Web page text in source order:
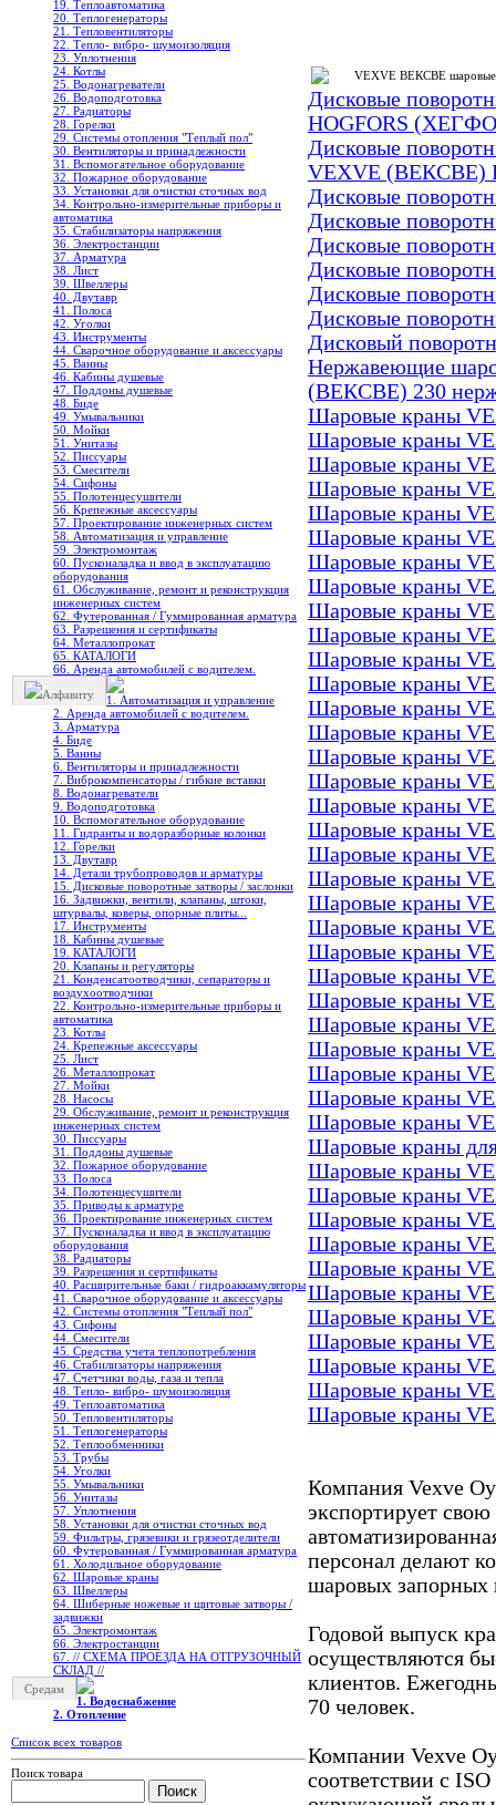
19. Теплоавтоматика
20. Теплогенераторы
21. Тепловентиляторы
22. Тепло- вибро- шумоизоляция
23. Уплотнения
24. Котлы
25. Водонагреватели
26. Водоподготовка
27. Радиаторы
28. Горелки
29. Системы отопления "Теплый пол"
30. Вентиляторы и принадлежности
31. Вспомогательное оборудование
32. Пожарное оборудование
33. Установки для очистки сточных вод
34. Контрольно-измерительные приборы и
автоматика
35. Стабилизаторы напряжения
36. Электростанции
37. Арматура
38. Лист
39. Швеллеры
40. Двутавр
41. Полоса
42. Уголки
43. Инструменты
44. Сварочное оборудование и аксессуары
45. Ванны
46. Кабины душевые
47. Поддоны душевые
48. Биде
49. Умывальники
50. Мойки
51. Унитазы
52. Писсуары
53. Смесители
54. Сифоны
55. Полотенцесушители
56. Крепежные аксессуары
57. Проектирование инженерных систем
58. Автоматизация и управление
59. Электромонтаж
60. Пусконаладка и ввод в эксплуатацию
оборудования
61. Обслуживание, ремонт и реконструкция
инженерных систем
62. Футерованная / Гуммированная арматура
63. Разрешения и сертификаты
64. Металлопрокат
65. КАТАЛОГИ
66. Аренда автомобилей с водителем.
Алфавиту
1. Автоматизация и управление
2. Аренда автомобилей с водителем.
3. Арматура
4. Биде
5. Ванны
6. Вентиляторы и принадлежности
7. Виброкомпенсаторы / гибкие вставки
8. Водонагреватели
9. Водоподготовка
10. Вспомогательное оборудование
11. Гидранты и водоразборные колонки
12. Горелки
13. Двутавр
14. Детали трубопроводов и арматуры
15. Дисковые поворотные затворы / заслонки
16. Задвижки, вентили, клапаны, штоки,
штурвалы, коверы, опорные плиты...
17. Инструменты
18. Кабины душевые
19. КАТАЛОГИ
20. Клапаны и регуляторы
21. Конденсатоотводчики, сепараторы и
воздухоотводчики
22. Контрольно-измерительные приборы и
автоматика
23. Котлы
24. Крепежные аксессуары
25. Лист
26. Металлопрокат
27. Мойки
28. Насосы
29. Обслуживание, ремонт и реконструкция
инженерных систем
30. Писсуары
31. Поддоны душевые
32. Пожарное оборудование
33. Полоса
34. Полотенцесушители
35. Приводы к арматуре
36. Проектирование инженерных систем
37. Пусконаладка и ввод в эксплуатацию
оборудования
38. Радиаторы
39. Разрешения и сертификаты
40. Расширительные баки / гидроаккамуляторы
41. Сварочное оборудование и аксессуары
42. Системы отопления "Теплый пол"
43. Сифоны
44. Смесители
45. Средства учета теплопотребления
46. Стабилизаторы напряжения
47. Счетчики воды, газа и тепла
48. Тепло- вибро- шумоизоляция
49. Теплоавтоматика
50. Тепловентиляторы
51. Теплогенераторы
52. Теплообменники
53. Трубы
54. Уголки
55. Умывальники
56. Унитазы
57. Уплотнения
58. Установки для очистки сточных вод
59. Фильтры, грязевики и грязеотделители
60. Футерованная / Гуммированная арматура
61. Холодильное oборудование
62. Шаровые краны
63. Швеллеры
64. Шиберные ножевые и щитовые затворы /
задвижки
65. Электромонтаж
66. Электростанции
67. // СХЕМА ПРОЕЗДА НА ОТГРУЗОЧНЫЙ
СКЛАД //
Средам
1. Водоснабжение
2. Отопление
Список всех товаров
Поиск товара
VEXVE ВЕКСВЕ шаровые
Дисковые
HOGFORS
Дисковые
VEXVE (ВЕКСВЕ)
Дисковые
Дисковые
Дисковые
Дисковые
Дисковые
Дисковые
Дисковый
Нержавеющие
(ВЕКСВЕ) 230
Шаровые краны
Шаровые краны
Шаровые краны
Шаровые краны
Шаровые краны
Шаровые краны
Шаровые краны
Шаровые краны
Шаровые краны
Шаровые краны
Шаровые краны
Шаровые краны
Шаровые краны
Шаровые краны
Шаровые краны
Шаровые краны
Шаровые краны
Шаровые краны
Шаровые краны
Шаровые краны
Шаровые краны
Шаровые краны
Шаровые краны
Шаровые краны
Шаровые краны
Шаровые краны
Шаровые краны
Шаровые краны
Шаровые краны
Шаровые краны
Шаровые краны
Шаровые краны
Шаровые краны
Шаровые краны
Шаровые краны
Шаровые краны
Шаровые краны
Шаровые краны
Шаровые краны
Шаровые краны
Шаровые краны
Шаровые краны
Компания Vexve
экспортирует
персонал делают
шаровых запорных
Годовой выпуск
осуществляются
клиентов.
70 человек.
Компании Vexve Oy
соответствии с